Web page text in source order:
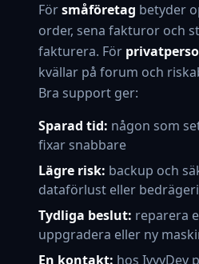
Försmåföretag betyder
order, sena fakturor och
fakturera. För
kvällar på forum och
Bra support ger:
Sparad tid: någon som
fixar snabbare
Lägre risk: backup och
dataförlust eller bedrägeri
Tydliga beslut: reparera
uppgradera eller ny
En kontakt: hos IvyyDev